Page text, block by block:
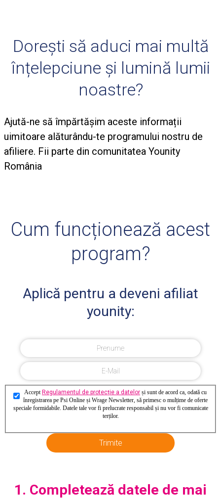
Dorești să aduci mai multă
înțelepciune și lumină lumii
noastre?
Ajută-ne să împărtășim aceste informații
uimitoare alăturându-te programului nostru de
afiliere. Fii parte din comunitatea Younity
România
Cum funcționează acest
program?
Aplică pentru a deveni afiliat
younity:
Accept Regulamentul de protecție a datelor și sunt de acord ca, odată cu
înregistrarea pe Psi Online și Wrage Newsletter, să primesc o mulțime de oferte
speciale formidabile. Datele tale vor fi prelucrate responsabil și nu vor fi comunicate
terților.
Trimite
1. Completează datele de mai